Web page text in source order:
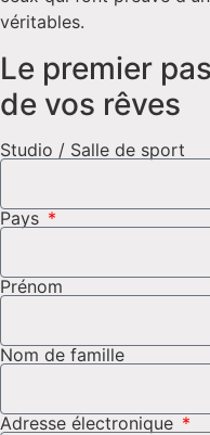
véritables.
Le premier
de vos rêves
Studio / Salle de sport
Pays
Prénom
Nom de famille
Adresse électronique